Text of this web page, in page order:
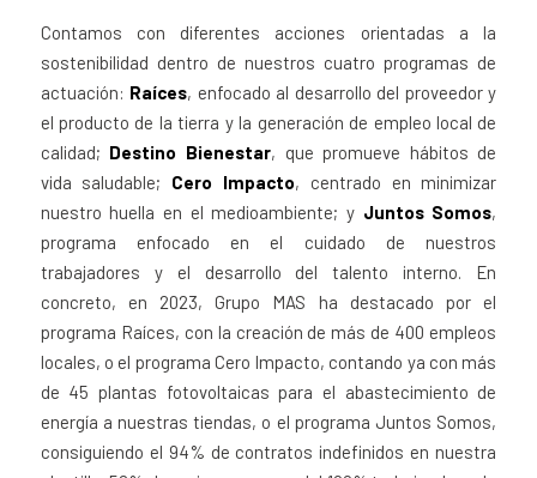
Contamos con diferentes acciones orientadas a la
sostenibilidad dentro de nuestros cuatro programas de
actuación: Raíces, enfocado al desarrollo del proveedor y
el producto de la tierra y la generación de empleo local de
calidad; Destino Bienestar, que promueve hábitos de
vida saludable; Cero Impacto, centrado en minimizar
nuestro huella en el medioambiente; y Juntos Somos,
programa enfocado en el cuidado de nuestros
trabajadores y el desarrollo del talento interno. En
concreto, en 2023, Grupo MAS ha destacado por el
programa Raíces, con la creación de más de 400 empleos
locales, o el programa Cero Impacto, contando ya con más
de 45 plantas fotovoltaicas para el abastecimiento de
energía a nuestras tiendas, o el programa Juntos Somos,
consiguiendo el 94% de contratos indefinidos en nuestra